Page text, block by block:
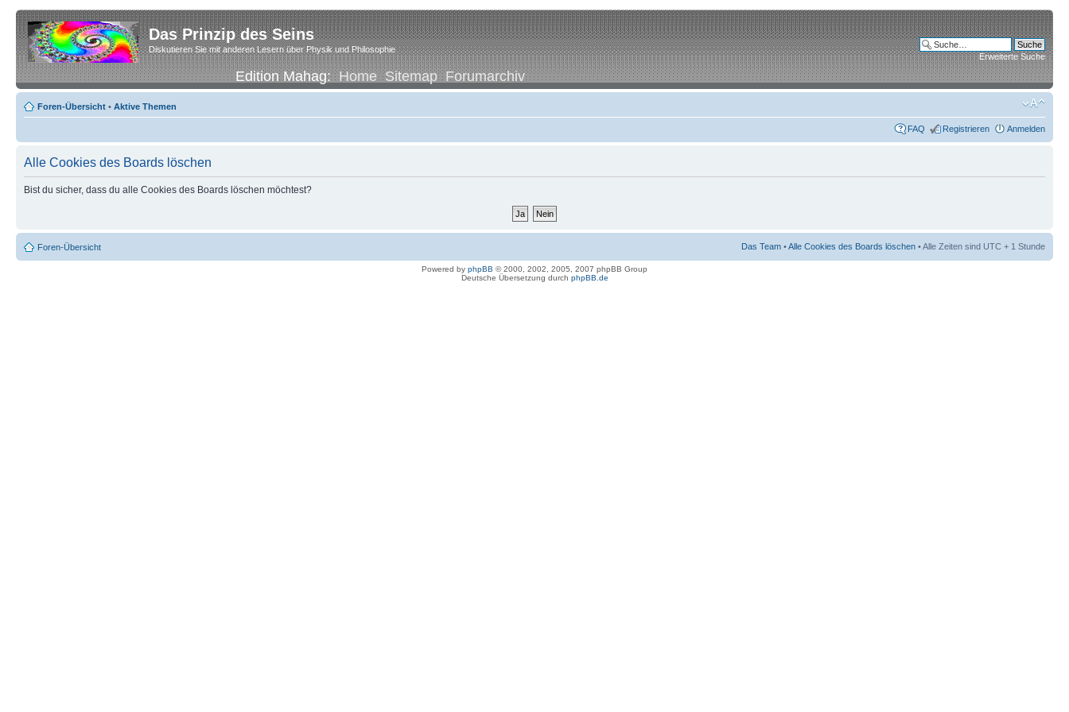
Das Prinzip des Seins
Diskutieren Sie mit anderen Lesern über Physik und Philosophie
Edition Mahag:Home Sitemap Forumarchiv
Erweiterte Suche
Foren-Übersicht • Aktive Themen
FAQ Registrieren Anmelden
Alle Cookies des Boards löschen
Bist du sicher, dass du alle Cookies des Boards löschen möchtest?
Foren-Übersicht Das Team •Alle Cookies des Boards löschen • Alle Zeiten sind UTC + 1 Stunde
Powered by phpBB © 2000, 2002, 2005, 2007 phpBB Group
Deutsche Übersetzung durch phpBB.de